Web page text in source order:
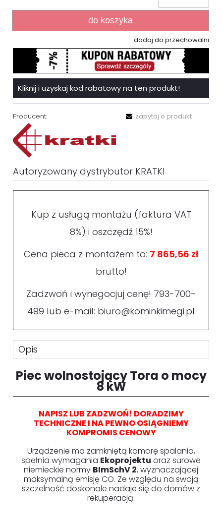
do koszyka
dodaj do przechowalni
Kliknij i uzyskaj kod rabatowy na ten produkt!
Producent: zapytaj o produkt
Autoryzowany dystrybutor KRATKI
Kup z usługą montażu (faktura VAT
8%) i oszczędź 15%!
Cena pieca z montażem to: 7 865,56 zł
brutto!
Zadzwoń i wynegocjuj cenę! 793-700-
499 lub e-mail: biuro@kominkimegi.pl
Opis
Piec wolnostojący Tora o mocy
8 kW
NAPISZ LUB ZADZWOŃ! DORADZIMY
TECHNICZNE I NA PEWNO OSIĄGNIEMY
KOMPROMIS CENOWY
Urządzenie ma zamkniętą komorę spalania,
spełnia wymagania Ekoprojektu oraz surowe
niemieckie normy BImSchV 2, wyznaczającej
maksymalną emisję CO. Ze względu na swoją
szczelność doskonale nadaje się do domów z
rekuperacją.